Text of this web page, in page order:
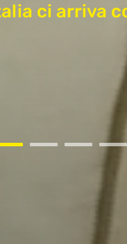
ci arriva